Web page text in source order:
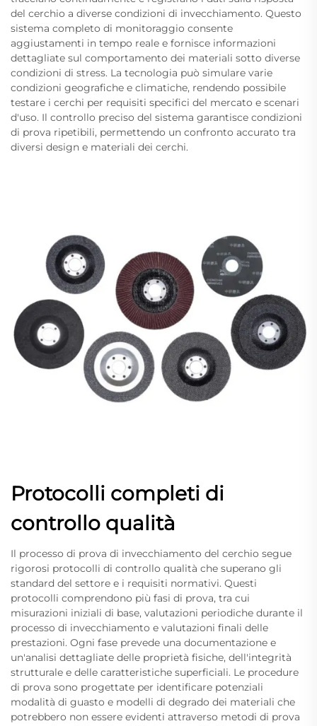
del cerchio a diverse condizioni di invecchiamento. Questo
sistema completo di monitoraggio consente
aggiustamenti in tempo reale e fornisce informazioni
dettagliate sul comportamento dei materiali sotto diverse
condizioni di stress. La tecnologia può simulare varie
condizioni geografiche e climatiche, rendendo possibile
testare i cerchi per requisiti specifici del mercato e scenari
d'uso. Il controllo preciso del sistema garantisce condizioni
di prova ripetibili, permettendo un confronto accurato tra
diversi design e materiali dei cerchi.
Protocolli completi di
controllo qualità
Il processo di prova di invecchiamento del cerchio segue
rigorosi protocolli di controllo qualità che superano gli
standard del settore e i requisiti normativi. Questi
protocolli comprendono più fasi di prova, tra cui
misurazioni iniziali di base, valutazioni periodiche durante il
processo di invecchiamento e valutazioni finali delle
prestazioni. Ogni fase prevede una documentazione e
un'analisi dettagliate delle proprietà fisiche, dell'integrità
strutturale e delle caratteristiche superficiali. Le procedure
di prova sono progettate per identificare potenziali
modalità di guasto e modelli di degrado dei materiali che
potrebbero non essere evidenti attraverso metodi di prova